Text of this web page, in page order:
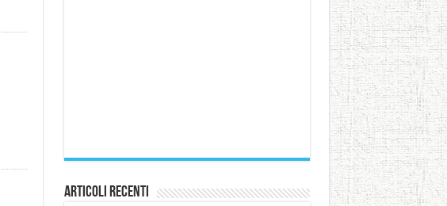
Articoli recenti